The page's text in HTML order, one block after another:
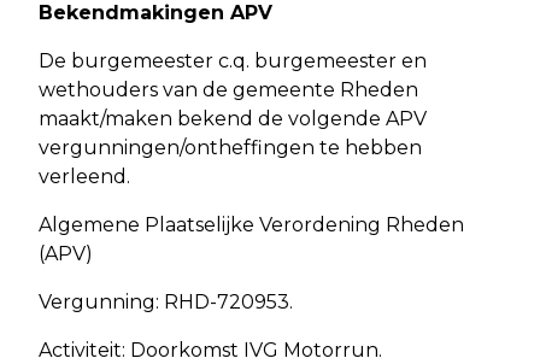
Bekendmakingen APV
De burgemeester c.q. burgemeester en
wethouders van de gemeente Rheden
maakt/maken bekend de volgende APV
vergunningen/ontheffingen te hebben
verleend.
Algemene Plaatselijke Verordening Rheden
(APV)
Vergunning: RHD-720953.
Activiteit: Doorkomst IVG Motorrun.